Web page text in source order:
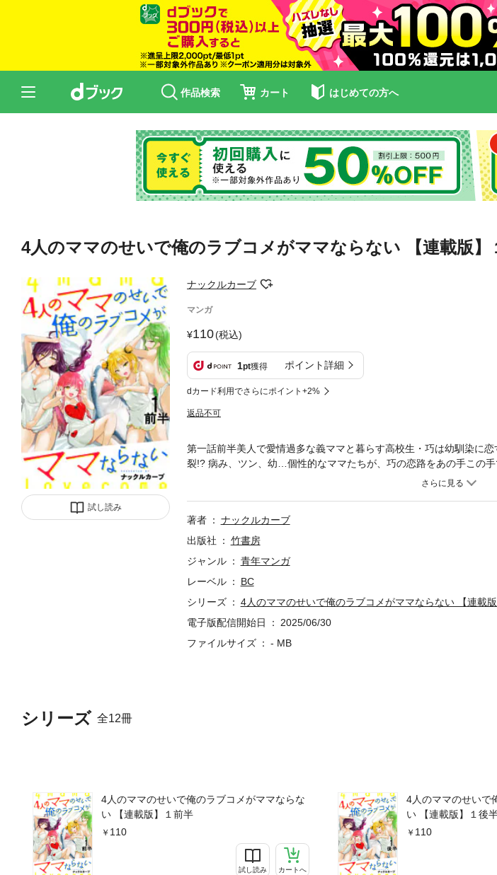
作品検索 カート はじめての方へ
4人のママのせいで俺のラブコメがママならない 【連載版】
試し読み
ナックルカーブ
マンガ
110(税込)
1pt獲得 ポイント詳細
dカード利用でさらにポイント+2%
返品不可
シリーズ 全12冊
4人のママのせいで俺のラブコメがママならな
い 【連載版】１前半
110
試し読み カートへ
4人のママのせいで
い 【連載版】１後
110
第一話前半美人で愛情過多な義ママと暮らす高校生・巧は幼馴染に
裂!? 病み、ツン、幼…個性的なママたちが、巧の恋路をあの手この
マに囲まれ、巧の「ママならない」ラブコメが幕を開ける！
著者
ナックルカーブ
出版社
竹書房
ジャンル
青年マンガ
レーベル
BC
シリーズ
4人のママのせいで俺のラブコメがママならない 【連載版
電子版配信開始日
2025/06/30
ファイルサイズ
- MB